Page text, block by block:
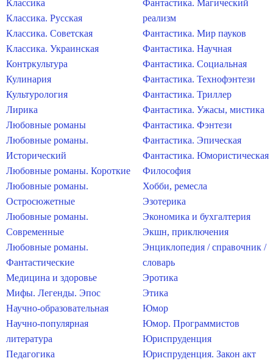
Классика
Классика. Русская
Классика. Советская
Классика. Украинская
Контркультура
Кулинария
Культурология
Лирика
Любовные романы
Любовные романы.
Исторический
Любовные романы. Короткие
Любовные романы.
Остросюжетные
Любовные романы.
Современные
Любовные романы.
Фантастические
Медицина и здоровье
Мифы. Легенды. Эпос
Научно-образовательная
Научно-популярная
литература
Педагогика
Фантастика. Магический
реализм
Фантастика. Мир пауков
Фантастика. Научная
Фантастика. Социальная
Фантастика. Технофэнтези
Фантастика. Триллер
Фантастика. Ужасы, мистика
Фантастика. Фэнтези
Фантастика. Эпическая
Фантастика. Юмористическая
Философия
Хобби, ремесла
Эзотерика
Экономика и бухгалтерия
Экшн, приключения
Энциклопедия / справочник /
словарь
Эротика
Этика
Юмор
Юмор. Программистов
Юриспруденция
Юриспруденция. Закон акт